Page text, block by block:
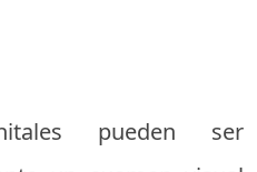
pueden ser